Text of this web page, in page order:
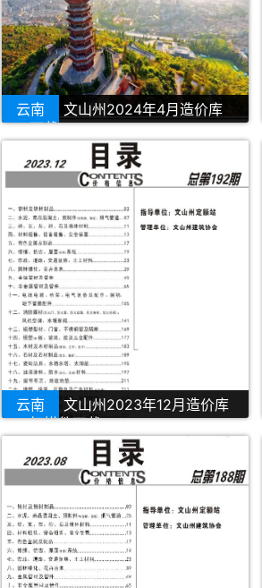
云南
文山州2024年4月造价库
PDF下载
云南
文山州2023年12月造价库
PDF扫描件下载